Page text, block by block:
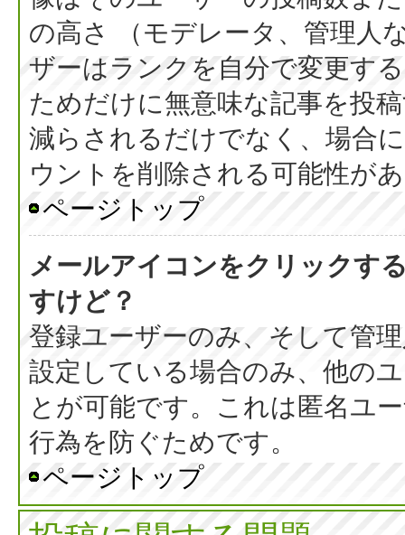
の高さ （モデレータ、管理人
ザーはランクを自分で変更す
ためだけに無意味な記事を投
減らされるだけでなく、場合
ウントを削除される可能性が
ページトップ
メールアイコンをクリックす
すけど？
登録ユーザーのみ、そして管
設定している場合のみ、他の
とが可能です。これは匿名ユ
行為を防ぐためです。
ページトップ